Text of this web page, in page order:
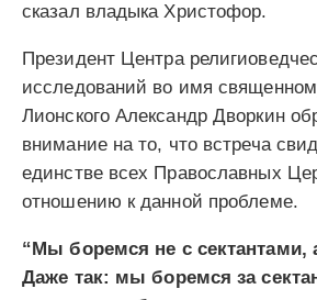
сказал владыка Христофор.
Президент Центра
исследований во имя
Лионского Александр Дворкин
внимание на то, что встреча
единстве всех Православных
отношению к данной проблеме.
“Мы боремся не с сектантами,
Даже так: мы боремся за